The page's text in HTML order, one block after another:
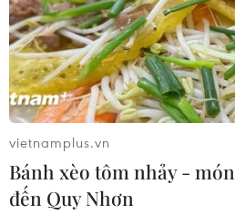
vietnamplus.vn
Bánh xèo tôm nhảy -
đến Quy Nhơn